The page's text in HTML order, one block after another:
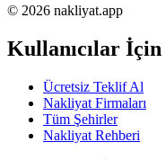
© 2026 nakliyat.app
Kullanıcılar İçin
Ücretsiz Teklif Al
Nakliyat Firmaları
Tüm Şehirler
Nakliyat Rehberi